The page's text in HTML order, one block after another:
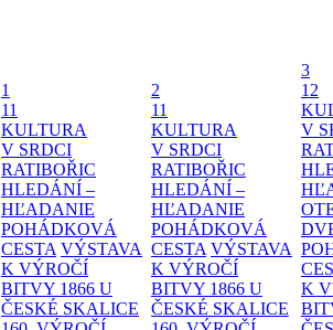
1
11
KULTURA
V SRDCI
RATIBOŘIC
HLEDÁNÍ –
HĽADANIE
POHÁDKOVÁ
CESTA VÝSTAVA
K VÝROČÍ
BITVY 1866 U
ČESKÉ SKALICE
2
11
KULTURA
V SRDCI
RATIBOŘIC
HLEDÁNÍ –
HĽADANIE
POHÁDKOVÁ
CESTA VÝSTAVA
K VÝROČÍ
BITVY 1866 U
ČESKÉ SKALICE
3
12
V
K